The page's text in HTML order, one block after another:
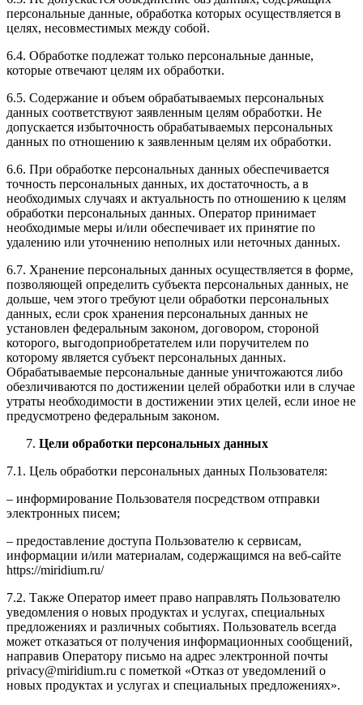
персональные данные, обработка которых осуществляется в
целях, несовместимых между собой.
6.4. Обработке подлежат только персональные данные,
которые отвечают целям их обработки.
6.5. Содержание и объем обрабатываемых персональных
данных соответствуют заявленным целям обработки. Не
допускается избыточность обрабатываемых персональных
данных по отношению к заявленным целям их обработки.
6.6. При обработке персональных данных обеспечивается
точность персональных данных, их достаточность, а в
необходимых случаях и актуальность по отношению к целям
обработки персональных данных. Оператор принимает
необходимые меры и/или обеспечивает их принятие по
удалению или уточнению неполных или неточных данных.
6.7. Хранение персональных данных осуществляется в форме,
позволяющей определить субъекта персональных данных, не
дольше, чем этого требуют цели обработки персональных
данных, если срок хранения персональных данных не
установлен федеральным законом, договором, стороной
которого, выгодоприобретателем или поручителем по
которому является субъект персональных данных.
Обрабатываемые персональные данные уничтожаются либо
обезличиваются по достижении целей обработки или в случае
утраты необходимости в достижении этих целей, если иное не
предусмотрено федеральным законом.
Цели обработки персональных данных
7.1. Цель обработки персональных данных Пользователя:
– информирование Пользователя посредством отправки
электронных писем;
– предоставление доступа Пользователю к сервисам,
информации и/или материалам, содержащимся на веб-сайте
https://miridium.ru/
7.2. Также Оператор имеет право направлять Пользователю
уведомления о новых продуктах и услугах, специальных
предложениях и различных событиях. Пользователь всегда
может отказаться от получения информационных сообщений,
направив Оператору письмо на адрес электронной почты
privacy@miridium.ru с пометкой «Отказ от уведомлений о
новых продуктах и услугах и специальных предложениях».